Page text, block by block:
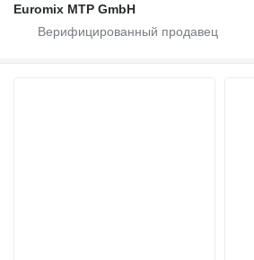
Euromix MTP GmbH